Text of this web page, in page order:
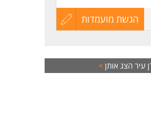
הגשת מועמדות
עדכון
הצג אותן>